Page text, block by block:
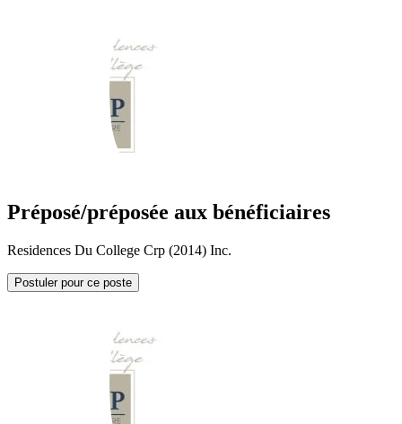
Préposé/préposée aux bénéficiaires
Residences Du College Crp (2014) Inc.
Postuler pour ce poste